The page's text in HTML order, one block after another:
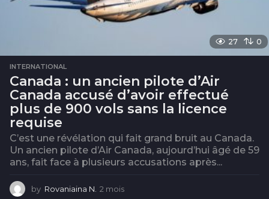
27 0
INTERNATIONAL
Canada : un ancien pilote d’Air
Canada accusé d’avoir effectué
plus de 900 vols sans la licence
requise
C’est une révélation qui fait grand bruit au Canada.
Un ancien pilote d’Air Canada, aujourd’hui âgé de 59
ans, fait face à plusieurs accusations après...
by Rovaniaina N. 2 mois